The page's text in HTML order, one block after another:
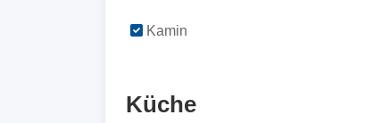
Kamin
Küche